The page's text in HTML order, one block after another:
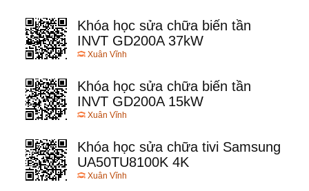
Khóa học sửa chữa biến tần
INVT GD200A 37kW
Xuân Vĩnh
Khóa học sửa chữa biến tần
INVT GD200A 15kW
Xuân Vĩnh
Khóa học sửa chữa tivi Samsung
UA50TU8100K 4K
Xuân Vĩnh